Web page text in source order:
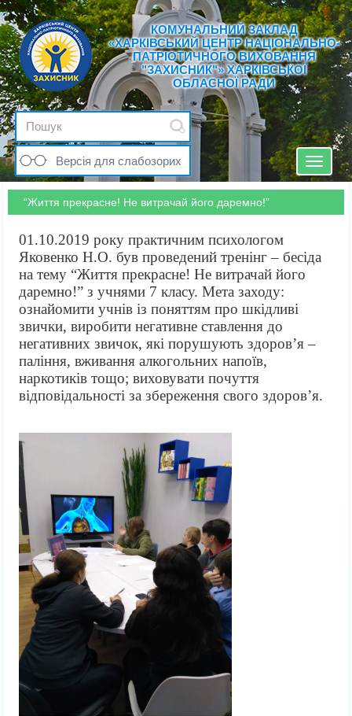
КОМУНАЛЬНИЙ ЗАКЛАД
«ХАРКІВСЬКИЙ ЦЕНТР НАЦІОНАЛЬНО-
ПАТРІОТИЧНОГО ВИХОВАННЯ
"ЗАХИСНИК"» ХАРКІВСЬКОЇ
ОБЛАСНОЇ РАДИ
Версія для слабозорих
Toggle
“Життя прекрасне! Не витрачай його даремно!”
01.10.2019 року практичним психологом
Яковенко Н.О. був проведений тренінг – бесіда
на тему “Життя прекрасне! Не витрачай його
даремно!” з учнями 7 класу. Мета заходу:
ознайомити учнів із поняттям про шкідливі
звички, виробити негативне ставлення до
негативних звичок, які порушують здоров’я –
паління, вживання алкогольних напоїв,
наркотиків тощо; виховувати почуття
відповідальності за збереження свого здоров’я.